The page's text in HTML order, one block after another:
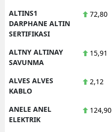
ALTINS1
DARPHANE ALTIN
SERTIFIKASI
72,80
ALTNY ALTINAY
SAVUNMA
15,91
ALVES ALVES
KABLO
2,12
ANELE ANEL
ELEKTRIK
124,90